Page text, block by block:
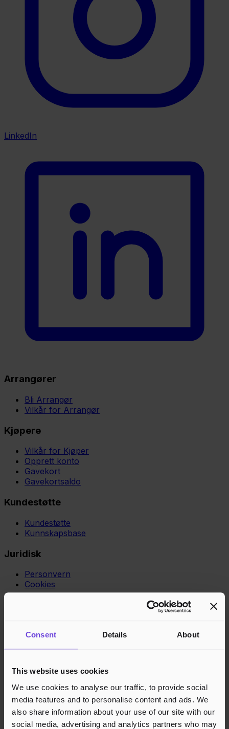
Consent Details About
This website uses cookies
We use cookies to analyse our traffic, to provide social
media features and to personalise content and ads. We
also share information about your use of our site with our
social media, advertising and analytics partners who may
LinkedIn
Arrangører
Bli Arrangør
Vilkår for Arrangør
Kjøpere
Vilkår for Kjøper
Opprett konto
Gavekort
Gavekortsaldo
Kundestøtte
Kundestøtte
Kunnskapsbase
Juridisk
Personvern
Cookies
Tyskland Global
Deutsch Français
Godkjente betalingsmetoder